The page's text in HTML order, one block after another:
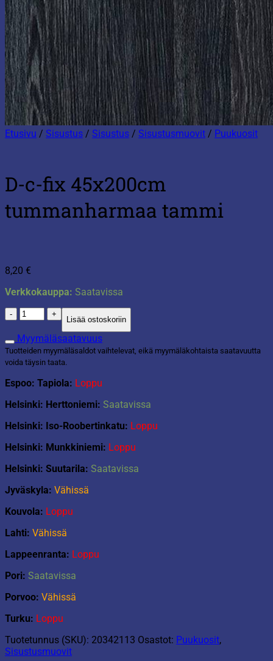
Etusivu / Sisustus / Sisustus / Sisustusmuovit / Puukuosit
D-c-fix 45x200cm
tummanharmaa tammi
8,20 €
Verkkokauppa: Saatavissa
D-
c-
fix
45x200cm
tummanharmaa
tammi
määrä
Lisää ostoskoriin
Myymäläsaatavuus
Tuotteiden myymäläsaldot vaihtelevat, eikä myymäläkohtaista saatavuutta
voida täysin taata.
Espoo: Tapiola: Loppu
Helsinki: Herttoniemi: Saatavissa
Helsinki: Iso-Roobertinkatu: Loppu
Helsinki: Munkkiniemi: Loppu
Helsinki: Suutarila: Saatavissa
Jyväskyla: Vähissä
Kouvola: Loppu
Lahti: Vähissä
Lappeenranta: Loppu
Pori: Saatavissa
Porvoo: Vähissä
Turku: Loppu
Tuotetunnus (SKU): 20342113 Osastot: Puukuosit,
Sisustusmuovit